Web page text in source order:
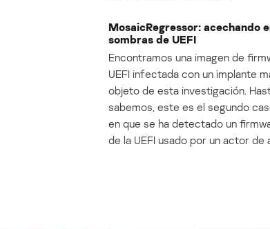
MosaicRegressor: acechando
sombras de UEFI
Encontramos una imagen de
UEFI infectada con un implante
objeto de esta investigación.
sabemos, este es el segundo
en que se ha detectado un
de la UEFI usado por un actor de